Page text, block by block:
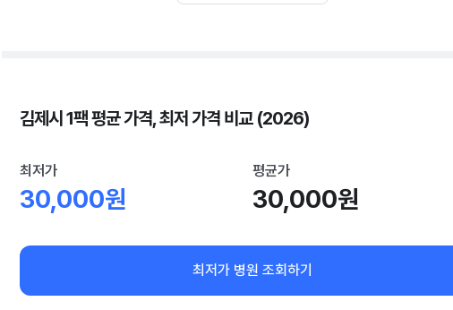
김제시 1팩 평균 가격, 최저 가격 비교 (2026)
최저가
30,000원
평균가
30,000원
최저가 병원 조회하기